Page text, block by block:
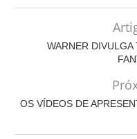
WARNER
OS VÍDEOS DE